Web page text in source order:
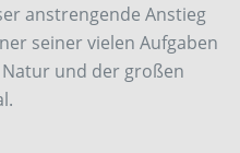
anstrengende Anstieg
seiner vielen Aufgaben
und der großen